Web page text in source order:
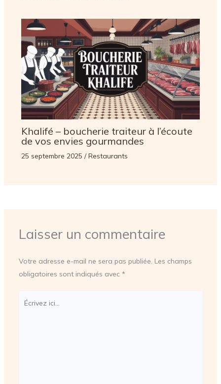
Khalifé – boucherie traiteur à l’écoute
de vos envies gourmandes
25 septembre 2025 /Restaurants
Laisser un commentaire
Votre adresse e-mail ne sera pas publiée. Les champs
obligatoires sont indiqués avec *